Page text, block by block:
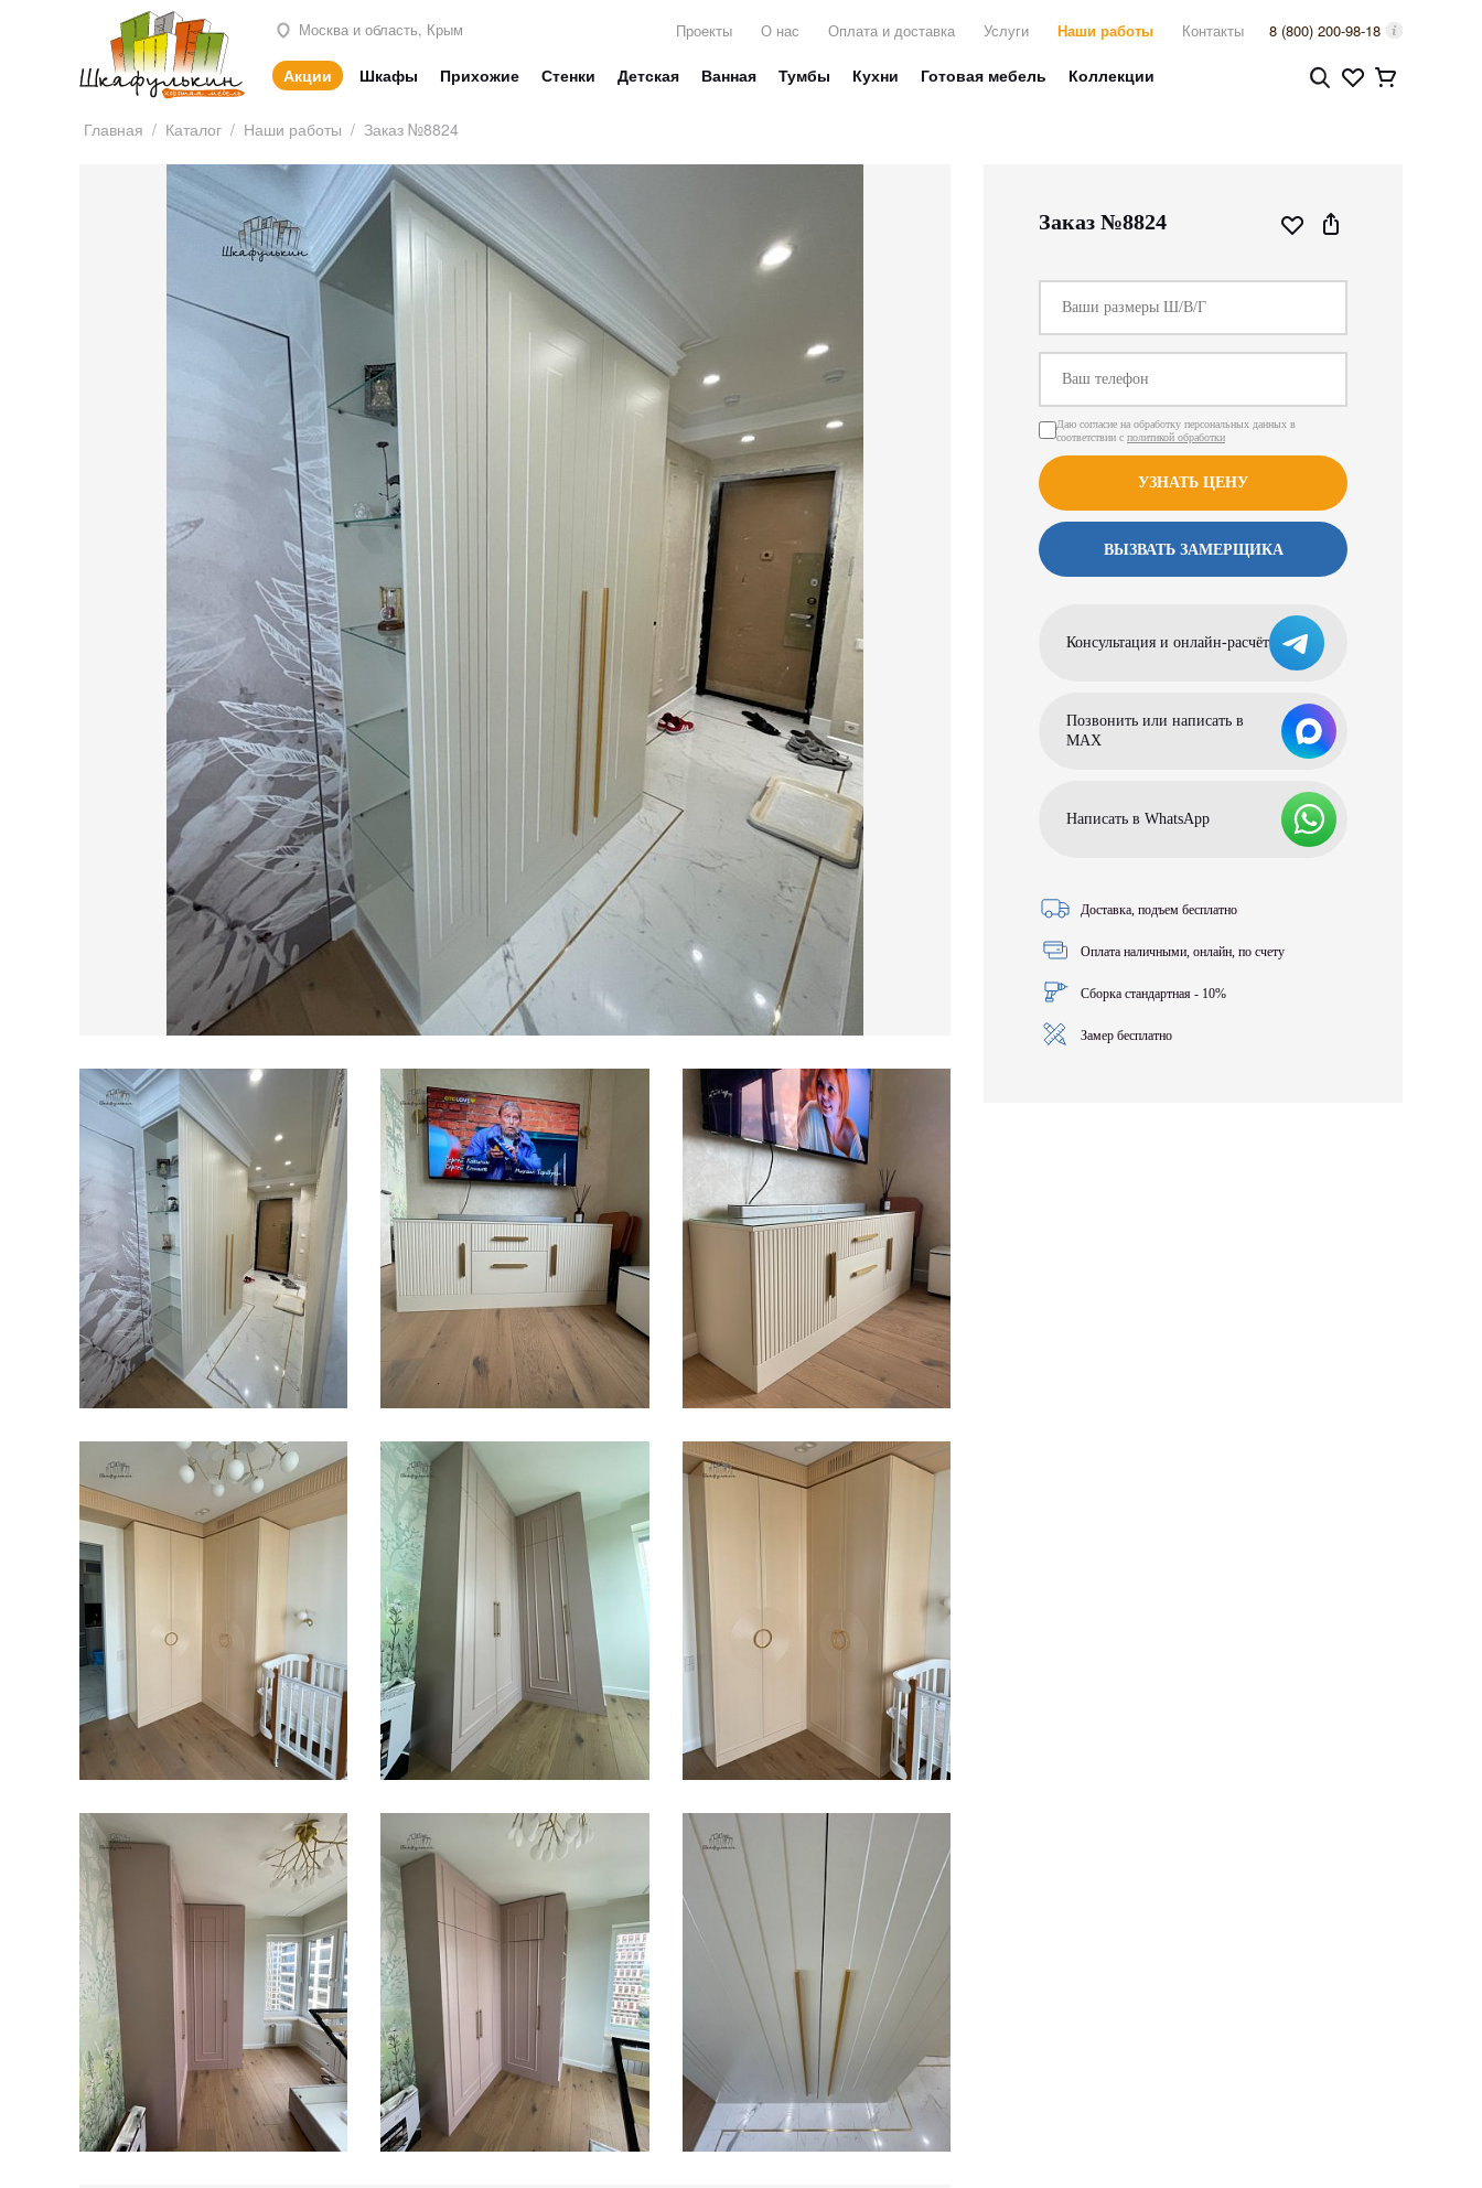
Москва и область, Крым Проекты О нас Оплата и доставка Услуги Наши работы Контакты 8 (800) 200-98-18
Акции Шкафы Прихожие Стенки Детская Ванная Тумбы Кухни Готовая мебель Коллекции
Главная / Каталог / Наши работы / Заказ №8824
Заказ №8824
Даю согласие на обработку персональных данных в
соответствии с политикой обработки
УЗНАТЬ ЦЕНУ
ВЫЗВАТЬ ЗАМЕРЩИКА
Консультация и онлайн-расчёт
Позвонить или написать в
МАХ
Написать в WhatsApp
Доставка, подъем бесплатно
Оплата наличными, онлайн, по счету
Сборка стандартная - 10%
Замер бесплатно